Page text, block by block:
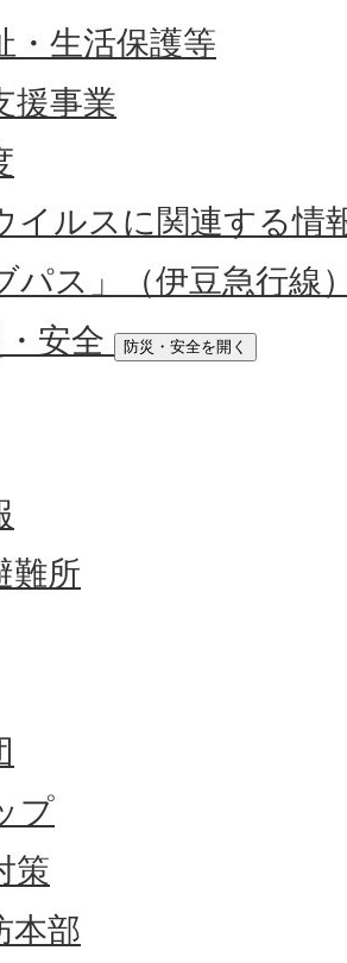
・生活保護等
援事業
イルスに関連する情
パス」（伊豆急行線
安全
防災・安全を開く
難所
プ
策
本部